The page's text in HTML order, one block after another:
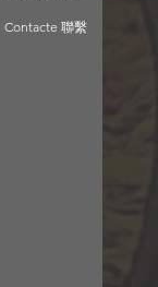
Contacte 聯繫